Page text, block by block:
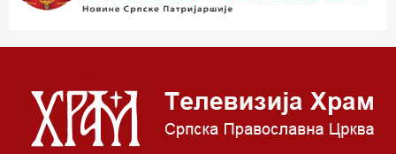
20.15 Реч архијереја
20.30 Приче из незаборава